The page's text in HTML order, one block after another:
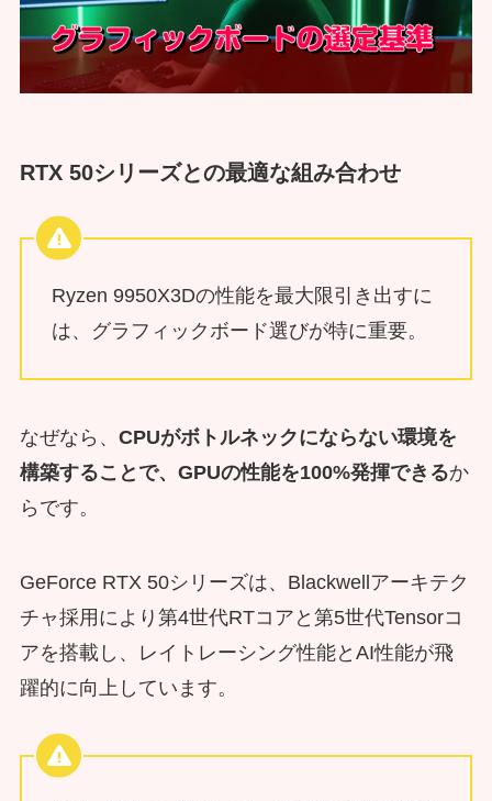
RTX 50シリーズとの最適な組み合わせ
Ryzen 9950X3Dの性能を最大限引き出すに
は、グラフィックボード選びが特に重要。
なぜなら、 CPUがボトルネックにならない環境を
構築することで、GPUの性能を100%発揮できるか
らです。
GeForce RTX 50シリーズは、Blackwellアーキテク
チャ採用により第4世代RTコアと第5世代Tensorコ
アを搭載し、レイトレーシング性能とAI性能が飛
躍的に向上しています。